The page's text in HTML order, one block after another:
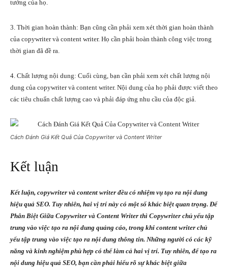
tưởng của họ.
3. Thời gian hoàn thành: Bạn cũng cần phải xem xét thời gian hoàn thành
của copywriter và content writer. Họ cần phải hoàn thành công việc trong
thời gian đã đề ra.
4. Chất lượng nội dung: Cuối cùng, bạn cần phải xem xét chất lượng nội
dung của copywriter và content writer. Nội dung của họ phải được viết theo
các tiêu chuẩn chất lượng cao và phải đáp ứng nhu cầu của độc giả.
Cách Đánh Giá Kết Quả Của Copywriter và Content Writer
Kết luận
Kết luận, copywriter và content writer đều có nhiệm vụ tạo ra nội dung
hiệu quả SEO. Tuy nhiên, hai vị trí này có một số khác biệt quan trọng. Để
Phân Biệt Giữa Copywriter và Content Writer thì Copywriter chủ yếu tập
trung vào việc tạo ra nội dung quảng cáo, trong khi content writer chủ
yếu tập trung vào việc tạo ra nội dung thông tin. Những người có các kỹ
năng và kinh nghiệm phù hợp có thể làm cả hai vị trí. Tuy nhiên, để tạo ra
nội dung hiệu quả SEO, bạn cần phải hiểu rõ sự khác biệt giữa